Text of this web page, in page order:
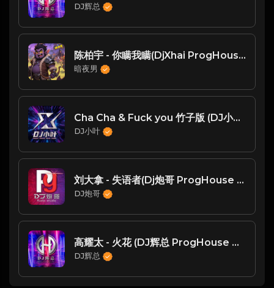
DJ辉总
陈柏宇 - 你瞒我瞒(DjXhai ProgHouse Rmx 2024 粤语)
暗夜男
Cha Cha & Fuck you 竹子版 (DJ小叶Remix)
DJ小叶
刘大拿 - 失语者(Dj炮哥 ProgHouse Rmx 2025)
DJ炮哥
高耀太 - 火花 (DJ辉总 ProgHouse Mix)
DJ辉总